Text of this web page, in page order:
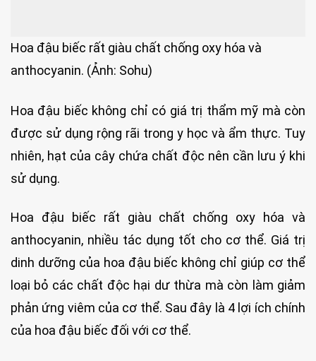
Hoa đậu biếc rất giàu chất chống oxy hóa và
anthocyanin. (Ảnh: Sohu)
Hoa đậu biếc không chỉ có giá trị thẩm mỹ mà còn
được sử dụng rộng rãi trong y học và ẩm thực. Tuy
nhiên, hạt của cây chứa chất độc nên cần lưu ý khi
sử dụng.
Hoa đậu biếc rất giàu chất chống oxy hóa và
anthocyanin, nhiều tác dụng tốt cho cơ thể. Giá trị
dinh dưỡng của hoa đậu biếc không chỉ giúp cơ thể
loại bỏ các chất độc hại dư thừa mà còn làm giảm
phản ứng viêm của cơ thể. Sau đây là 4 lợi ích chính
của hoa đậu biếc đối với cơ thể.